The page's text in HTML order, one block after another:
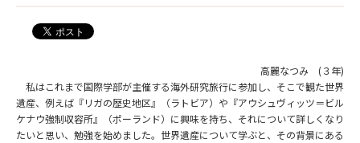
高麗なつみ (３年)
私はこれまで国際学部が主催する海外研究旅行に参加し、そこで観た世界
遺産、例えば『リガの歴史地区』（ラトビア）や『アウシュヴィッツ＝ビル
ケナウ強制収容所』（ポーランド）に興味を持ち、それについて詳しくなり
たいと思い、勉強を始めました。世界遺産について学ぶと、その背景にある